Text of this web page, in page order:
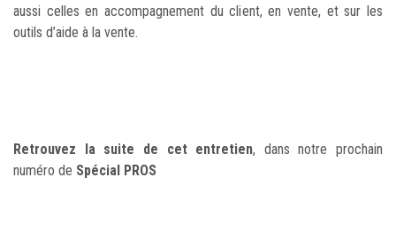
aussi celles en accompagnement du client, en vente, et sur les
outils d’aide à la vente.
Retrouvez la suite de cet entretien, dans notre prochain
numéro de Spécial PROS